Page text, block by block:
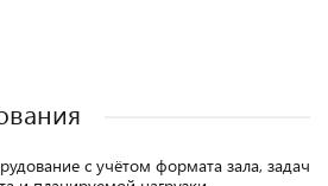
с учётом формата зала, задач